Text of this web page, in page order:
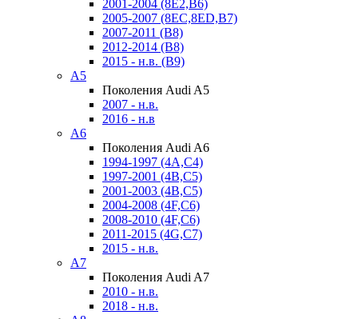
2001-2004 (8E2,B6)
2005-2007 (8EC,8ED,B7)
2007-2011 (B8)
2012-2014 (B8)
2015 - н.в. (B9)
A5
Поколения Audi A5
2007 - н.в.
2016 - н.в
A6
Поколения Audi A6
1994-1997 (4A,C4)
1997-2001 (4B,C5)
2001-2003 (4B,C5)
2004-2008 (4F,C6)
2008-2010 (4F,C6)
2011-2015 (4G,C7)
2015 - н.в.
A7
Поколения Audi A7
2010 - н.в.
2018 - н.в.